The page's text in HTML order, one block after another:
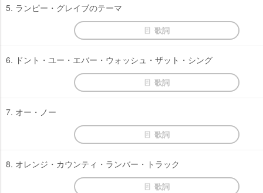
5. ランピー・グレイブのテーマ
歌詞
6. ドント・ユー・エバー・ウォッシュ・ザット・シング
歌詞
7. オー・ノー
歌詞
8. オレンジ・カウンティ・ランバー・トラック
歌詞